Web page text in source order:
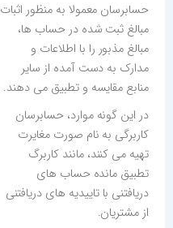
حسابرسان معمولا به منظور اثبات
مبالغ ثبت شده در حساب ها،
مبالغ مذبور را با اطلاعات و
مدارک به دست آمده از سایر
منابع مقایسه و تطبیق می دهند.
در این گونه موارد، حسابرسان
کاربرگی به نام صورت مغایرت
تهیه می کنند، مانند کاربرگ
تطبیق مانده حساب های
دریافتنی با تاییدیه های دریافتنی
از مشتریان.